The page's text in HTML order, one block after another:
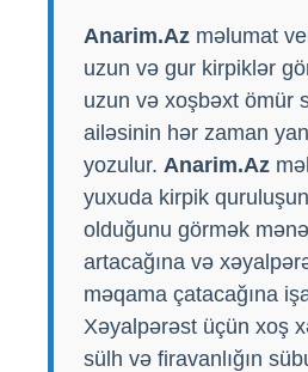
Anarim.Az məlumat
uzun və gur kirpiklər
uzun və xoşbəxt ömür
ailəsinin hər zaman
yozulur. Anarim.Az
yuxuda kirpik
olduğunu görmək
artacağına və
məqama çatacağına
Xəyalpərəst üçün xoş
sülh və firavanlığın